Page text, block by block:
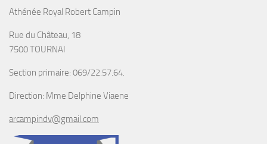
Athénée Royal Robert Campin
Rue du Château, 18
7500 TOURNAI
Section primaire: 069/22.57.64.
Direction: Mme Delphine Viaene
arcampindv@gmail.com